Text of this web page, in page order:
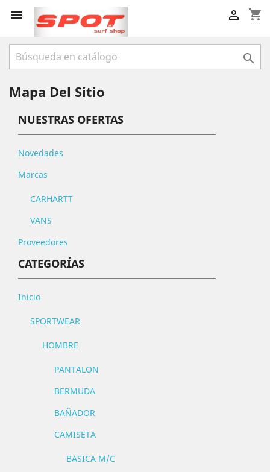
 shopping_cart


Mapa Del Sitio
NUESTRAS OFERTAS
Novedades
Marcas
CARHARTT
VANS
Proveedores
CATEGORÍAS
Inicio
SPORTWEAR
HOMBRE
PANTALON
BERMUDA
BAÑADOR
CAMISETA
BASICA M/C